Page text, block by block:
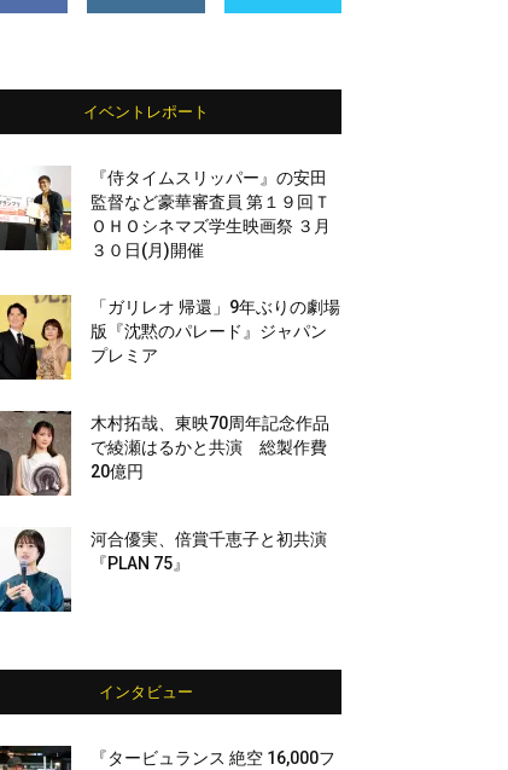
イベントレポート
『侍タイムスリッパー』の安田
監督など豪華審査員 第１９回Ｔ
ＯＨＯシネマズ学生映画祭 ３月
３０日(月)開催
「ガリレオ 帰還」9年ぶりの劇場
版『沈黙のパレード』ジャパン
プレミア
木村拓哉、東映70周年記念作品
で綾瀬はるかと共演 総製作費
20億円
河合優実、倍賞千恵子と初共演
『PLAN 75』
インタビュー
『タービュランス 絶空 16,000フ